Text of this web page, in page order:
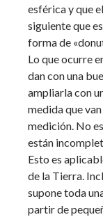
esférica y que
siguiente que
forma de
Lo que ocurre
dan con una
ampliarla con
medida que
medición. No
están
Esto es
de la Tierra.
supone toda
partir de